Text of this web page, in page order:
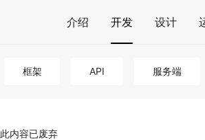
介绍 开发 设计
框架 API 服务端
此内容已废弃